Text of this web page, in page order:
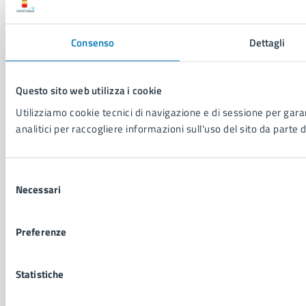
Consenso Dettagli
Questo sito web utilizza i cookie
Utilizziamo cookie tecnici di navigazione e di sessione per
analitici per raccogliere informazioni sull'uso del sito da parte
delNecessari
Preferenze
Statistiche
P. IVA: 01207650639
LEI: 8156007FF4DEB97ABA09
PEC:urp@pec.comune.napoli.it
Centralino unico:0817951111
Leggi le FAQ
Richiesta assistenza
Cookie Policy
Note legali